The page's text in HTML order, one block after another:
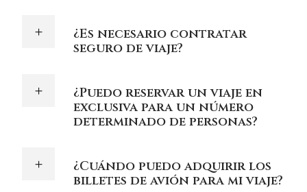
¿Es necesario contratar
seguro de viaje?
¿Puedo reservar un viaje en
exclusiva para un número
determinado de personas?
¿Cuándo puedo adquirir los
billetes de avión para mi viaje?